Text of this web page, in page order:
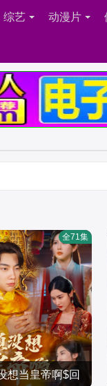
综艺 动漫片
想当皇帝啊$回
全71集